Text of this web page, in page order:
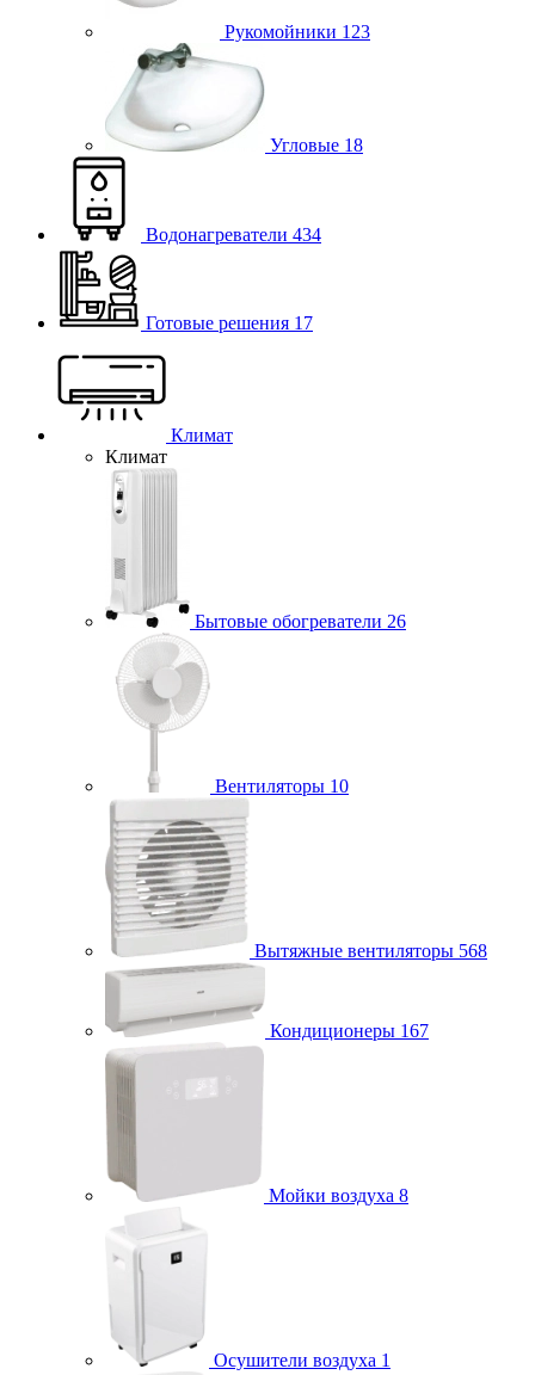
Рукомойники 123
Угловые 18
Водонагреватели 434
Готовые решения 17
Климат
Климат
Бытовые обогреватели 26
Вентиляторы 10
Вытяжные вентиляторы 568
Кондиционеры 167
Мойки воздуха 8
Осушители воздуха 1